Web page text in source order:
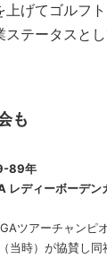
げてゴルフ
テータスと
も
89年
レディーボーデン
ツアーチャンピ
当時）が協賛し同